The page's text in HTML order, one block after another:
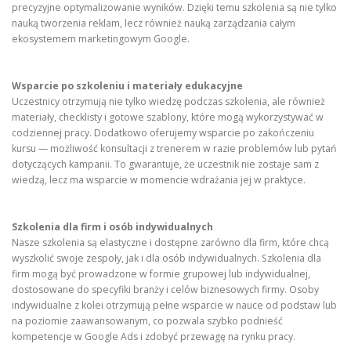
precyzyjne optymalizowanie wyników. Dzięki temu szkolenia są nie tylko
nauką tworzenia reklam, lecz również nauką zarządzania całym
ekosystemem marketingowym Google.
Wsparcie po szkoleniu i materiały edukacyjne
Uczestnicy otrzymują nie tylko wiedzę podczas szkolenia, ale również
materiały, checklisty i gotowe szablony, które mogą wykorzystywać w
codziennej pracy. Dodatkowo oferujemy wsparcie po zakończeniu
kursu — możliwość konsultacji z trenerem w razie problemów lub pytań
dotyczących kampanii. To gwarantuje, że uczestnik nie zostaje sam z
wiedzą, lecz ma wsparcie w momencie wdrażania jej w praktyce.
Szkolenia dla firm i osób indywidualnych
Nasze szkolenia są elastyczne i dostępne zarówno dla firm, które chcą
wyszkolić swoje zespoły, jak i dla osób indywidualnych. Szkolenia dla
firm mogą być prowadzone w formie grupowej lub indywidualnej,
dostosowane do specyfiki branży i celów biznesowych firmy. Osoby
indywidualne z kolei otrzymują pełne wsparcie w nauce od podstaw lub
na poziomie zaawansowanym, co pozwala szybko podnieść
kompetencje w Google Ads i zdobyć przewagę na rynku pracy.